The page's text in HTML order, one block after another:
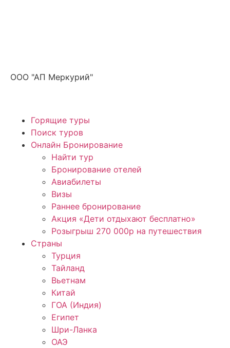
ООО "АП Меркурий"
Горящие туры
Поиск туров
Онлайн Бронирование
Найти тур
Бронирование отелей
Авиабилеты
Визы
Раннее бронирование
Акция «Дети отдыхают бесплатно»
Розыгрыш 270 000р на путешествия
Страны
Турция
Тайланд
Вьетнам
Китай
ГОА (Индия)
Египет
Шри-Ланка
ОАЭ